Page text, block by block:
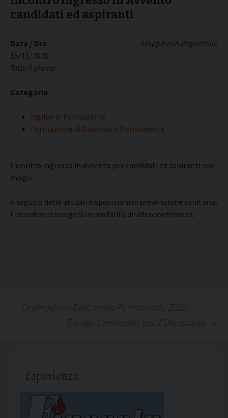
candidati ed aspiranti
Mappa non disponibile
Data / Ora
15/11/2020
Tutto il giorno
Categorie
Equipe di Formazione
Formazione al Diaconato Permanente
Incontro ingresso in Avvento per candidati ed aspiranti con
mogli.
A seguito delle attuali disposizioni di prevenzione sanitaria,
l’incontro si svolgerà in modalità di videoconferenza.
Navigazione
← Ordinazione Diaconato Permanente 2020
Equipe Lombarda per il Diaconato →
Esperienze